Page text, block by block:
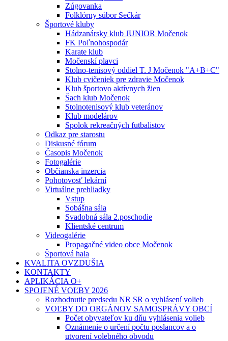
Zúgovanka
Folklórny súbor Sečkár
Športové kluby
Hádzanársky klub JUNIOR Močenok
FK Poľnohospodár
Karate klub
Močenskí plavci
Stolno-tenisový oddiel T. J Močenok "A+B+C"
Klub cvičeniek pre zdravie Močenok
Klub športovo aktívnych žien
Šach klub Močenok
Stolnotenisový klub veteránov
Klub modelárov
Spolok rekreačných futbalistov
Odkaz pre starostu
Diskusné fórum
Časopis Močenok
Fotogalérie
Občianska inzercia
Pohotovosť lekární
Virtuálne prehliadky
Vstup
Sobášna sála
Svadobná sála 2.poschodie
Klientské centrum
Videogalérie
Propagačné video obce Močenok
Športová hala
KVALITA OVZDUŠIA
KONTAKTY
APLIKÁCIA O+
SPOJENÉ VOĽBY 2026
Rozhodnutie predsedu NR SR o vyhlásení volieb
VOĽBY DO ORGÁNOV SAMOSPRÁVY OBCÍ
Počet obyvateľov ku dňu vyhlásenia volieb
Oznámenie o určení počtu poslancov a o
utvorení volebného obvodu